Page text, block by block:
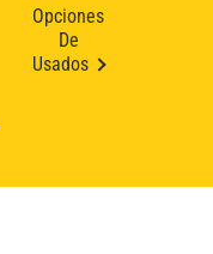
Opciones
De
Usados